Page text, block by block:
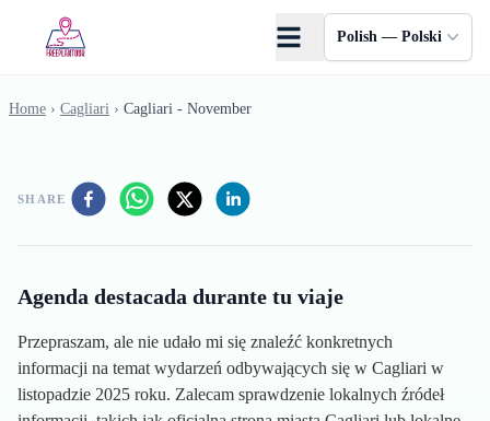
Polish — Polski
Home › Cagliari › Cagliari - November
SHARE
Agenda destacada durante tu viaje
Przepraszam, ale nie udało mi się znaleźć konkretnych
informacji na temat wydarzeń odbywających się w Cagliari w
listopadzie 2025 roku. Zalecam sprawdzenie lokalnych źródeł